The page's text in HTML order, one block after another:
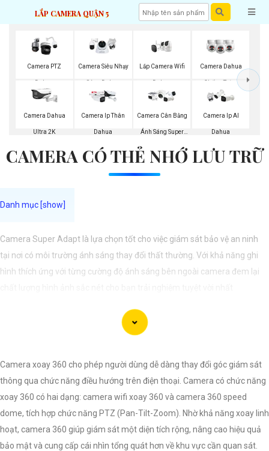
LẮP CAMERA QUẬN 5
Camera PTZ
Dahua
Camera Siêu Nhạy
Sáng Dahua
Lắp Camera Wifi
Dahua
Camera Dahua
Chống Trộm
Camera Dahua
Ultra 2K
Camera Ip Thân
Dahua
Camera Cân Bằng
Ánh Sáng Super
Camera Ip AI
Dahua
CAMERA CÓ THẺ NHỚ LƯU TRỮ
Camera Super Adapt là lựa chọn tốt cho việc giám sát bảo vệ an ninh
tại nơi có môi trường ánh sáng thay đổi thất thường. Với khả năng ghi
hình thích ứng với từng cường độ ánh sáng bên ngoài camera đem lại
Camera xoay 360 cho phép người dùng dễ dàng thay đổi góc giám sát
thông qua chức năng điều hướng trên điện thoại. Camera có chức năng
xoay 360 có hai dạng: camera wifi xoay 360 và camera 360 speed
dome, tích hợp chức năng PTZ (Pan-Tilt-Zoom). Nhờ khả năng xoay linh
hoạt, camera 360 giúp giám sát một diện tích rộng, nâng cao hiệu quả
bảo mật và cung cấp cái nhìn tổng quát hơn về khu vực cần quan sát.